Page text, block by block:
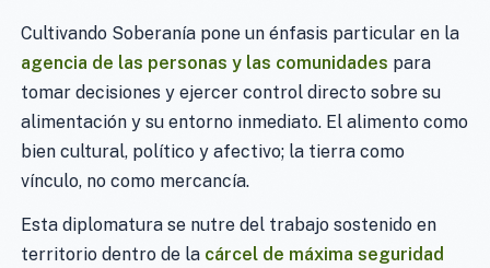
Cultivando Soberanía pone un énfasis particular en la
agencia de las personas y las comunidades para
tomar decisiones y ejercer control directo sobre su
alimentación y su entorno inmediato. El alimento como
bien cultural, político y afectivo; la tierra como
vínculo, no como mercancía.
Esta diplomatura se nutre del trabajo sostenido en
territorio dentro de la cárcel de máxima seguridad